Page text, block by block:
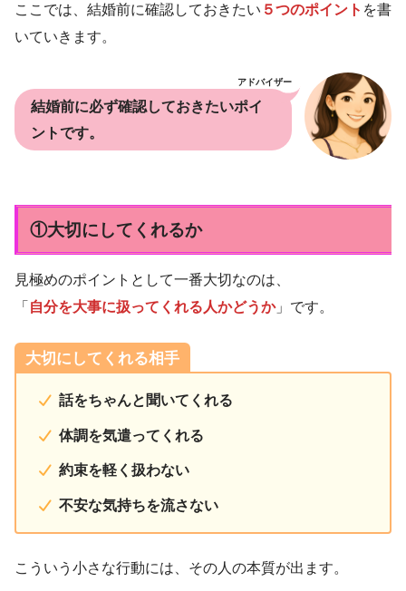
ここでは、結婚前に確認しておきたい ５つのポイント を書
いていきます。
アドバイザー
結婚前に必ず確認しておきたいポイ
ントです。
①大切にしてくれるか
見極めのポイントとして一番大切なのは、
「 自分を大事に扱ってくれる人かどうか」です。
大切にしてくれる相手
話をちゃんと聞いてくれる
体調を気遣ってくれる
約束を軽く扱わない
不安な気持ちを流さない
こういう小さな行動には、その人の本質が出ます。